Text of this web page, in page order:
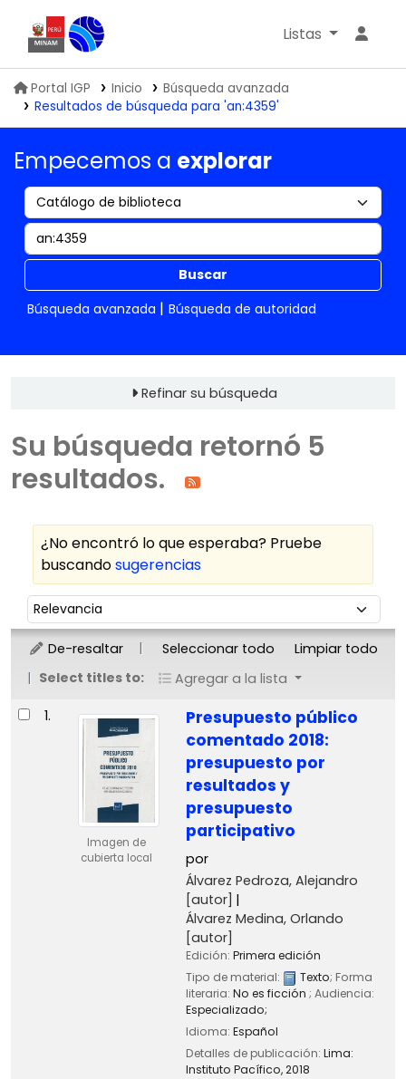
Biblioteca IGP
Listas
Portal IGP Inicio
Búsqueda avanzada
Resultados de búsqueda para 'an:4359'
Empecemos a explorar
Buscar
Búsqueda avanzada
Búsqueda de autoridad
Refinar su búsqueda
Su búsqueda retornó 5
resultados.
¿No encontró lo que esperaba? Pruebe
buscandosugerencias
Ordenar
Ordenar por:
De-resaltar Seleccionar todo
Limpiar todo
Select titles to:
Agregar a la lista
Resultados
1.
Imagen de
cubierta local
Presupuesto público
comentado 2018:
presupuesto por
resultados y
presupuesto
participativo
por
Álvarez Pedroza, Alejandro
[autor]
Álvarez Medina, Orlando
[autor]
Edición: Primera edición
Tipo de material:
Texto; Forma
literaria: No es ficción ; Audiencia:
Especializado;
Idioma: Español
Detalles de publicación: Lima:
Instituto Pacífico,2018